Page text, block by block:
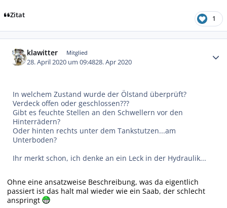
Zitat 1
klawitter Mitglied
28. April 2020 um 09:4828. Apr 2020
In welchem Zustand wurde der Ölstand überprüft?
Verdeck offen oder geschlossen???
Gibt es feuchte Stellen an den Schwellern vor den
Hinterrädern?
Oder hinten rechts unter dem Tankstutzen...am
Unterboden?
Ihr merkt schon, ich denke an ein Leck in der Hydraulik...
Ohne eine ansatzweise Beschreibung, was da eigentlich
passiert ist das halt mal wieder wie ein Saab, der schlecht
anspringt